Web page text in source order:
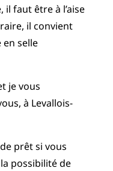
faut être à l’aise
il convient
selle
je vous
à Levallois-
prêt si vous
possibilité de